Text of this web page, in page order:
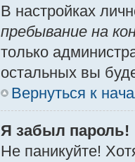
В настройках
пребывание на
только
остальных вы
Вернуться к
Я забыл пароль!
Не паникуйте!